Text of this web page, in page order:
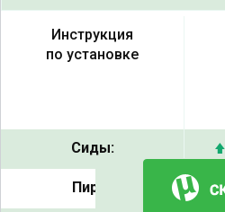
Инструкция
по установке
Сиды:
Пиры: